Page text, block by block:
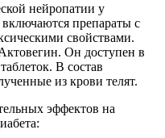
нейропатии у
препараты с
свойствами.
Он доступен в
В состав
из крови телят.
эффектов на